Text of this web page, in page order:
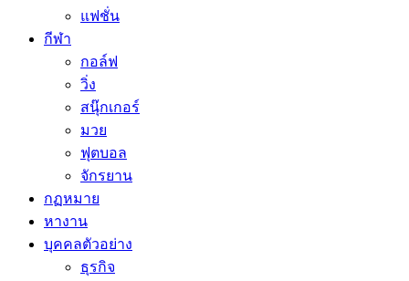
แฟชั่น
กีฬา
กอล์ฟ
วิ่ง
สนุ๊กเกอร์
มวย
ฟุตบอล
จักรยาน
กฏหมาย
หางาน
บุคคลตัวอย่าง
ธุรกิจ